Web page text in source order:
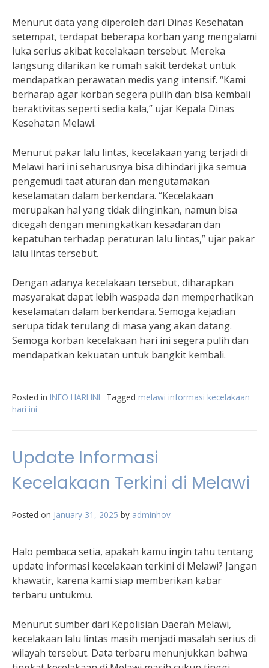
Menurut data yang diperoleh dari Dinas Kesehatan
setempat, terdapat beberapa korban yang mengalami
luka serius akibat kecelakaan tersebut. Mereka
langsung dilarikan ke rumah sakit terdekat untuk
mendapatkan perawatan medis yang intensif. “Kami
berharap agar korban segera pulih dan bisa kembali
beraktivitas seperti sedia kala,” ujar Kepala Dinas
Kesehatan Melawi.
Menurut pakar lalu lintas, kecelakaan yang terjadi di
Melawi hari ini seharusnya bisa dihindari jika semua
pengemudi taat aturan dan mengutamakan
keselamatan dalam berkendara. “Kecelakaan
merupakan hal yang tidak diinginkan, namun bisa
dicegah dengan meningkatkan kesadaran dan
kepatuhan terhadap peraturan lalu lintas,” ujar pakar
lalu lintas tersebut.
Dengan adanya kecelakaan tersebut, diharapkan
masyarakat dapat lebih waspada dan memperhatikan
keselamatan dalam berkendara. Semoga kejadian
serupa tidak terulang di masa yang akan datang.
Semoga korban kecelakaan hari ini segera pulih dan
mendapatkan kekuatan untuk bangkit kembali.
Posted in INFO HARI INI Tagged melawi informasi kecelakaan
hari ini
Update Informasi
Kecelakaan Terkini di Melawi
Posted on January 31, 2025 by adminhov
Halo pembaca setia, apakah kamu ingin tahu tentang
update informasi kecelakaan terkini di Melawi? Jangan
khawatir, karena kami siap memberikan kabar
terbaru untukmu.
Menurut sumber dari Kepolisian Daerah Melawi,
kecelakaan lalu lintas masih menjadi masalah serius di
wilayah tersebut. Data terbaru menunjukkan bahwa